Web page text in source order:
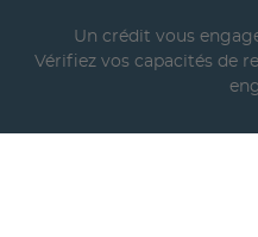
Un crédit vous
Vérifiez vos capacités de